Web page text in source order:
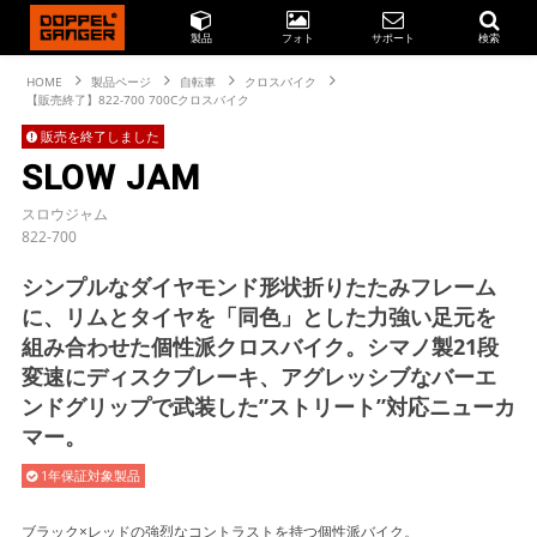
製品 フォト サポート 検索
HOME 製品ページ 自転車
クロスバイク
【販売終了】822-700 700Cクロスバイク
販売を終了しました
SLOW JAM
スロウジャム
822-700
シンプルなダイヤモンド形状折りたたみフレーム
に、リムとタイヤを「同色」とした力強い足元を
組み合わせた個性派クロスバイク。シマノ製21段
変速にディスクブレーキ、アグレッシブなバーエ
ンドグリップで武装した”ストリート”対応ニューカ
マー。
1年保証対象製品
ブラック×レッドの強烈なコントラストを持つ個性派バイク。